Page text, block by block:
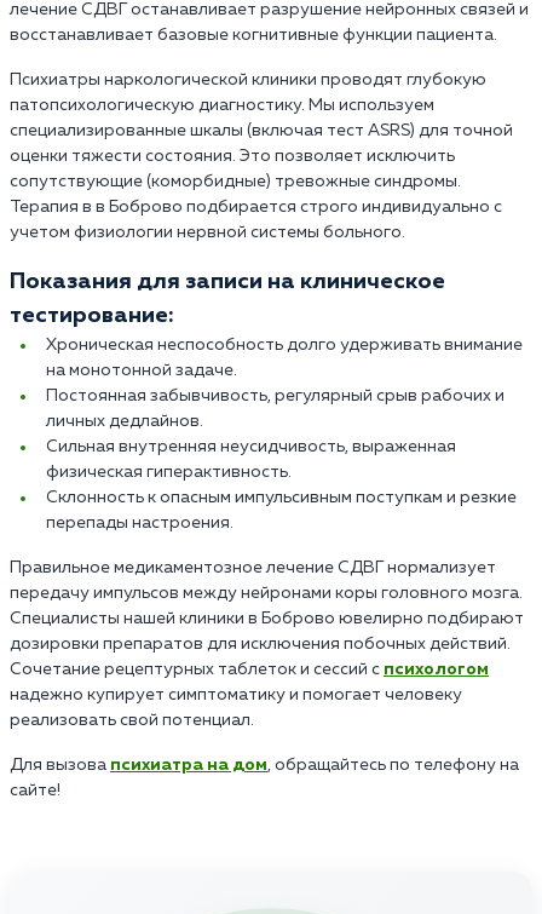
лечение СДВГ останавливает разрушение нейронных связей и
восстанавливает базовые когнитивные функции пациента.
Психиатры наркологической клиники проводят глубокую
патопсихологическую диагностику. Мы используем
специализированные шкалы (включая тест ASRS) для точной
оценки тяжести состояния. Это позволяет исключить
сопутствующие (коморбидные) тревожные синдромы.
Терапия в в Боброво подбирается строго индивидуально с
учетом физиологии нервной системы больного.
Показания для записи на клиническое
тестирование:
Хроническая неспособность долго удерживать внимание
на монотонной задаче.
Постоянная забывчивость, регулярный срыв рабочих и
личных дедлайнов.
Сильная внутренняя неусидчивость, выраженная
физическая гиперактивность.
Склонность к опасным импульсивным поступкам и резкие
перепады настроения.
Правильное медикаментозное лечение СДВГ нормализует
передачу импульсов между нейронами коры головного мозга.
Специалисты нашей клиники в Боброво ювелирно подбирают
дозировки препаратов для исключения побочных действий.
Сочетание рецептурных таблеток и сессий с психологом
надежно купирует симптоматику и помогает человеку
реализовать свой потенциал.
Для вызова психиатра на дом, обращайтесь по телефону на
сайте!